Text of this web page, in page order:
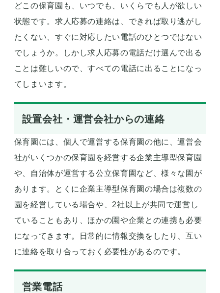
どこの保育園も、いつでも、いくらでも人が欲しい
状態です。求人応募の連絡は、できれば取り逃がし
たくない、すぐに対応したい電話のひとつではない
でしょうか。しかし求人応募の電話だけ選んで出る
ことは難しいので、すべての電話に出ることになっ
てしまいます。
設置会社・運営会社からの連絡
保育園には、個人で運営する保育園の他に、運営会
社がいくつかの保育園を経営する企業主導型保育園
や、自治体が運営する公立保育園など、様々な園が
あります。とくに企業主導型保育園の場合は複数の
園を経営している場合や、2社以上が共同で運営し
ていることもあり、ほかの園や企業との連携も必要
になってきます。日常的に情報交換をしたり、互い
に連絡を取り合っておく必要性があるのです。
営業電話